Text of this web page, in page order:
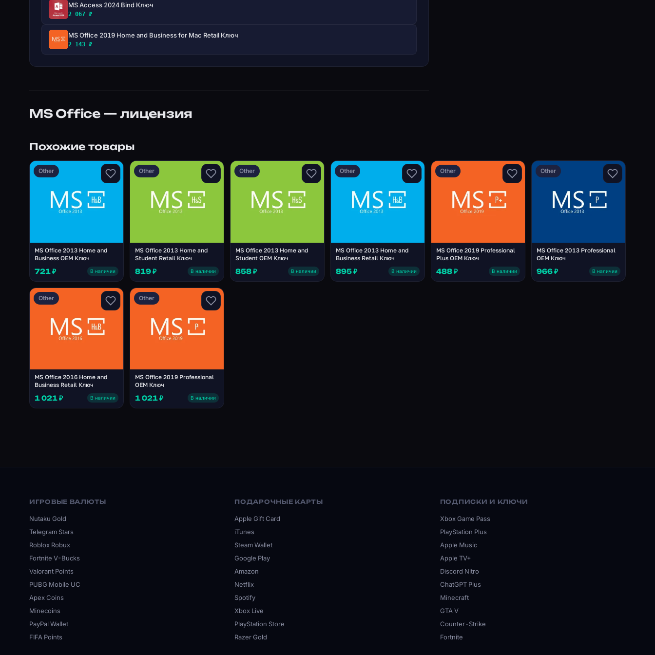
MS Access 2024 Bind Ключ
2 067 ₽
MS Office 2019 Home and Business for Mac Retail Ключ
2 143 ₽
MS Office — лицензия
Похожие товары
Other
MS Office 2013 Home and
Business OEM Ключ
721 ₽ В наличии
Other
MS Office 2013 Home and
Student Retail Ключ
819 ₽ В наличии
Other
MS Office 2013 Home and
Student OEM Ключ
858 ₽ В наличии
Other
MS Office 2013 Home and
Business Retail Ключ
895 ₽ В наличии
Other
MS Office 2019 Professional
Plus OEM Ключ
488 ₽ В наличии
Other
MS Office 2013 Professional
OEM Ключ
966 ₽ В наличии
Other
MS Office 2016 Home and
Business Retail Ключ
1 021 ₽ В наличии
Other
MS Office 2019 Professional
OEM Ключ
1 021 ₽ В наличии
ИГРОВЫЕ ВАЛЮТЫ
Nutaku Gold
Telegram Stars
Roblox Robux
Fortnite V-Bucks
Valorant Points
PUBG Mobile UC
Apex Coins
Minecoins
PayPal Wallet
FIFA Points
ПОДАРОЧНЫЕ КАРТЫ
Apple Gift Card
iTunes
Steam Wallet
Google Play
Amazon
Netflix
Spotify
Xbox Live
PlayStation Store
Razer Gold
ПОДПИСКИ И КЛЮЧИ
Xbox Game Pass
PlayStation Plus
Apple Music
Apple TV+
Discord Nitro
ChatGPT Plus
Minecraft
GTA V
Counter-Strike
Fortnite